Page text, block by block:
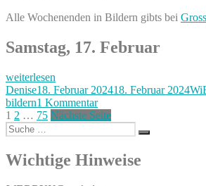
Alle Wochenenden in Bildern gibts bei
Samstag, 17. Februar
„Ausflug,
Essen
und
eine
Zeitreise
–
unser
Wochenende
weiterlesen
Autor
DeniseVeröffentlicht
am
18. Februar 202418. Februar 2024
bildern1 Kommentarzu
Ausflug,
Essen
und
Zeitreise
Seitennummerierung
der
Beiträge
Seite
1 Seite
2 … Seite
75 Nächste Seite
Suche
nach:
Suchen
Wichtige Hinweise